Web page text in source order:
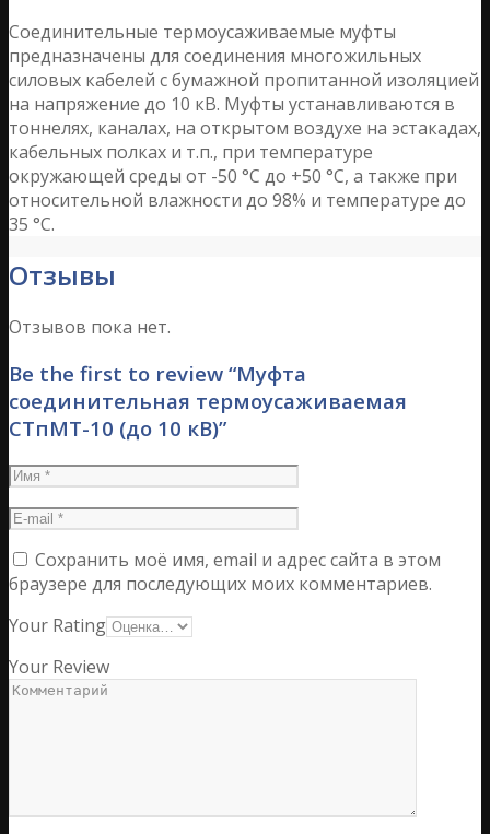
Соединительные термоусаживаемые муфты
предназначены для соединения многожильных
силовых кабелей с бумажной пропитанной изоляцией
на напряжение до 10 кВ. Муфты устанавливаются в
тоннелях, каналах, на открытом воздухе на эстакадах,
кабельных полках и т.п., при температуре
окружающей среды от -50 °С до +50 °С, а также при
относительной влажности до 98% и температуре до
35 °С.
Отзывы
Отзывов пока нет.
Be the first to review “Муфта
соединительная термоусаживаемая
СТпМТ-10 (до 10 кВ)”
Сохранить моё имя, email и адрес сайта в этом
браузере для последующих моих комментариев.
Your Rating
Your Review